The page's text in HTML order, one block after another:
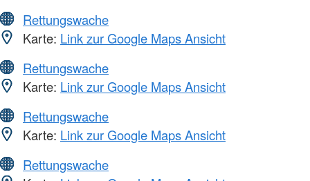
Rettungswache
Karte: Link zur Google Maps Ansicht
Rettungswache
Karte: Link zur Google Maps Ansicht
Rettungswache
Karte: Link zur Google Maps Ansicht
Rettungswache